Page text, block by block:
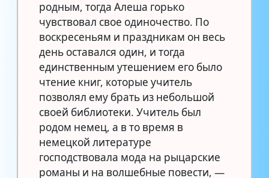
родным, тогда Алеша горько
чувствовал свое одиночество. По
воскресеньям и праздникам он весь
день оставался один, и тогда
единственным утешением его было
чтение книг, которые учитель
позволял ему брать из небольшой
своей библиотеки. Учитель был
родом немец, а в то время в
немецкой литературе
господствовала мода на рыцарские
романы и на волшебные повести, —